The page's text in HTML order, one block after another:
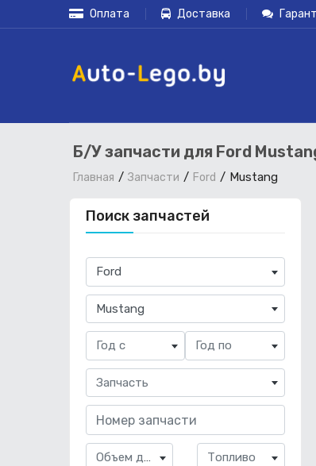
Оплата Доставка
Б/У запчасти для Ford
Главная Запчасти Ford Mustang
Поиск запчастей
×
Ford
×
Mustang
Год с Год по
Запчасть
Объем двигателя Топливо